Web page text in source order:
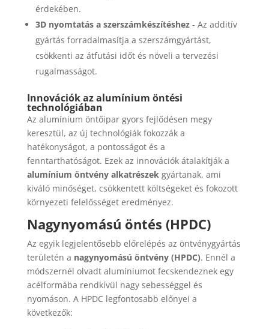
érdekében.
3D nyomtatás a szerszámkészítéshez- Az additív
gyártás forradalmasítja a szerszámgyártást,
csökkenti az átfutási időt és növeli a tervezési
rugalmasságot.
Innovációk az alumínium öntési
technológiában
Az alumínium öntőipar gyors fejlődésen megy
keresztül, az új technológiák fokozzák a
hatékonyságot, a pontosságot és a
fenntarthatóságot. Ezek az innovációk átalakítják a
alumínium öntvény alkatrészekgyártanak, ami
kiváló minőséget, csökkentett költségeket és fokozott
környezeti felelősséget eredményez.
Nagynyomású öntés (HPDC)
Az egyik legjelentősebb előrelépés az öntvénygyártás
területén a nagynyomású öntvény (HPDC). Ennél a
módszernél olvadt alumíniumot fecskendeznek egy
acélformába rendkívül nagy sebességgel és
nyomáson. A HPDC legfontosabb előnyei a
következők: